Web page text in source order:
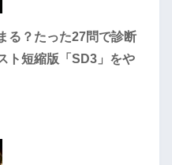
る？たった27問で診断
ト短縮版「SD3」をや